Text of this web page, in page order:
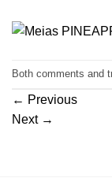
Both comments and
← Previous
Next →